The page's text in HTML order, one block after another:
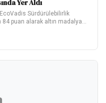
Yer Aldı
Sürdürülebilirlik
puan alarak altın madalya…